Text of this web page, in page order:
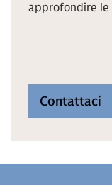
approfondire le
Contattaci